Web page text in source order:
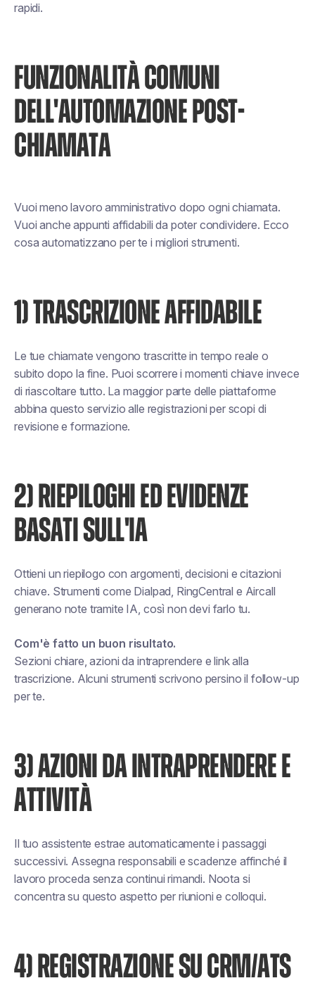
rapidi.
FUNZIONALITÀ COMUNI
DELL'AUTOMAZIONE POST-
CHIAMATA
Vuoi meno lavoro amministrativo dopo ogni chiamata.
Vuoi anche appunti affidabili da poter condividere. Ecco
cosa automatizzano per te i migliori strumenti.
1) TRASCRIZIONE AFFIDABILE
Le tue chiamate vengono trascritte in tempo reale o
subito dopo la fine. Puoi scorrere i momenti chiave invece
di riascoltare tutto. La maggior parte delle piattaforme
abbina questo servizio alle registrazioni per scopi di
revisione e formazione.
2) RIEPILOGHI ED EVIDENZE
BASATI SULL'IA
Ottieni un riepilogo con argomenti, decisioni e citazioni
chiave. Strumenti come Dialpad, RingCentral e Aircall
generano note tramite IA, così non devi farlo tu.
Com'è fatto un buon risultato.
Sezioni chiare, azioni da intraprendere e link alla
trascrizione. Alcuni strumenti scrivono persino il follow-up
per te.
3) AZIONI DA INTRAPRENDERE E
ATTIVITÀ
Il tuo assistente estrae automaticamente i passaggi
successivi. Assegna responsabili e scadenze affinché il
lavoro proceda senza continui rimandi. Noota si
concentra su questo aspetto per riunioni e colloqui.
4) REGISTRAZIONE SU CRM/ATS